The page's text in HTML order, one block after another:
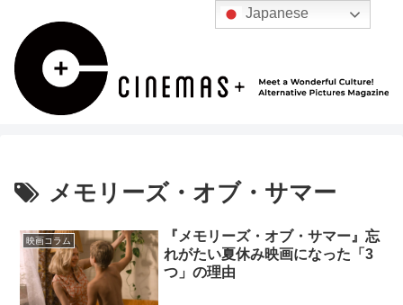
メモリーズ・オブ・サマー
映画コラム
『メモリーズ・オブ・サマー』忘
れがたい夏休み映画になった「3
つ」の理由
Japanese